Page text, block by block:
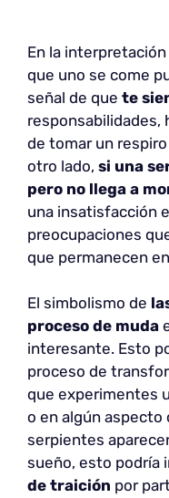
En la
que uno se come
señal de que te
responsabilidades,
de tomar un
otro lado, si una
pero no llega a
una insatisfacción
preocupaciones
que permanecen
El simbolismo de
proceso de muda
interesante. Esto
proceso de
que experimentes
o en algún aspecto
serpientes
sueño, esto podría
de traición por